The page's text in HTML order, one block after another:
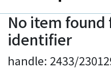
Home
Communities
Browse
No item found
identifier
handle: 2433/